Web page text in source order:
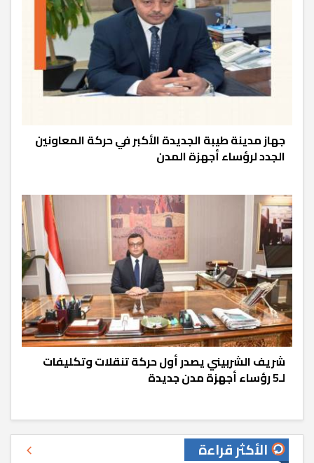
جهاز مدينة طيبة الجديدة الأكبر في حركة المعاونين
الجدد لرؤساء أجهزة المدن
شريف الشربيني يصدر أول حركة تنقلات وتكليفات
لـ5 رؤساء أجهزة مدن جديدة
الأكثر قراءة